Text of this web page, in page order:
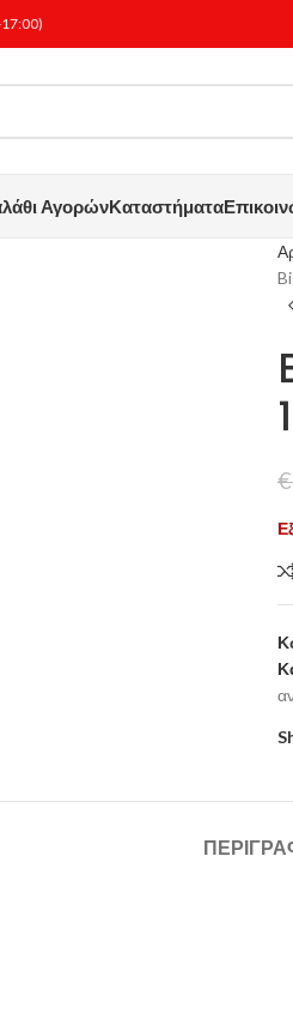
ΑγορώνΚαταστήματα
€